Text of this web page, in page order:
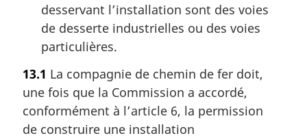
desservant l’installation sont des voies
de desserte industrielles ou des voies
particulières.
13.1 La compagnie de chemin de fer doit,
une fois que la Commission a accordé,
conformément à l’article 6, la permission
de construire une installation